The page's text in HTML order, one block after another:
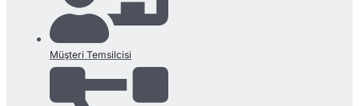
Müşteri Temsilcisi